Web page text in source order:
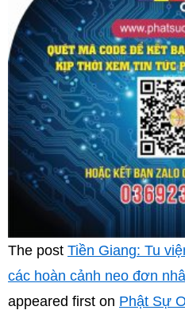
The post Tiền Giang: Tu
các hoàn cảnh neo đơn
appeared first on Phật Sự